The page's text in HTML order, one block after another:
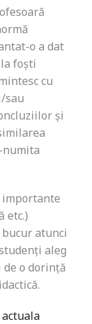
o a dat
foști
cu
sau
și
importante
etc.)
atunci
aleg
o dorință